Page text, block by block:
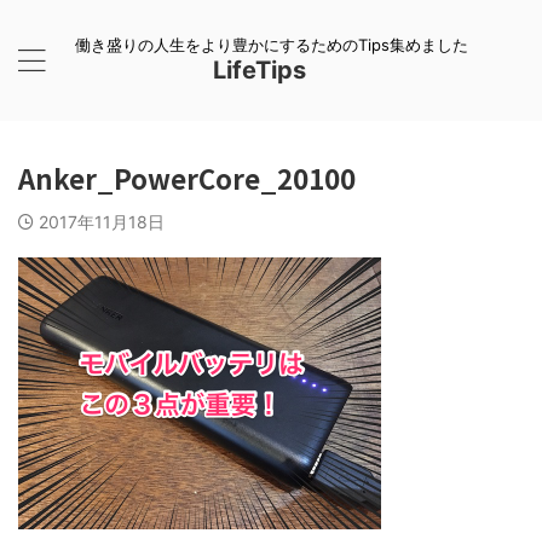
働き盛りの人生をより豊かにするためのTips集めました
LifeTips
Anker_PowerCore_20100
2017年11月18日